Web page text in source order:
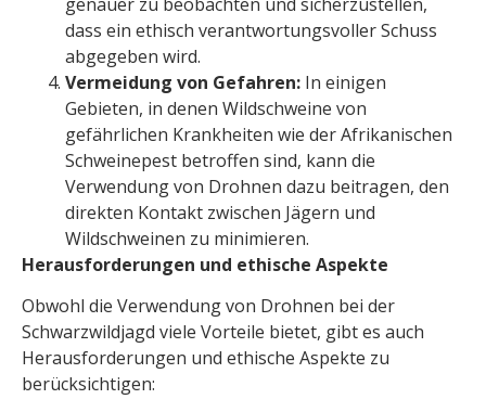
dass ein ethisch verantwortungsvoller Schuss
abgegeben wird.
Vermeidung von Gefahren: In einigen
Gebieten, in denen Wildschweine von
gefährlichen Krankheiten wie der Afrikanischen
Schweinepest betroffen sind, kann die
Verwendung von Drohnen dazu beitragen, den
direkten Kontakt zwischen Jägern und
Wildschweinen zu minimieren.
Herausforderungen und ethische Aspekte
Obwohl die Verwendung von Drohnen bei der
Schwarzwildjagd viele Vorteile bietet, gibt es auch
Herausforderungen und ethische Aspekte zu
berücksichtigen: